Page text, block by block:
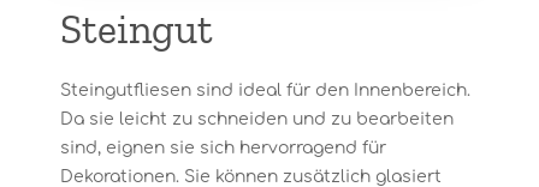
Steingut
Steingutfliesen sind ideal für den Innenbereich.
Da sie leicht zu schneiden und zu bearbeiten
sind, eignen sie sich hervorragend für
Dekorationen. Sie können zusätzlich glasiert